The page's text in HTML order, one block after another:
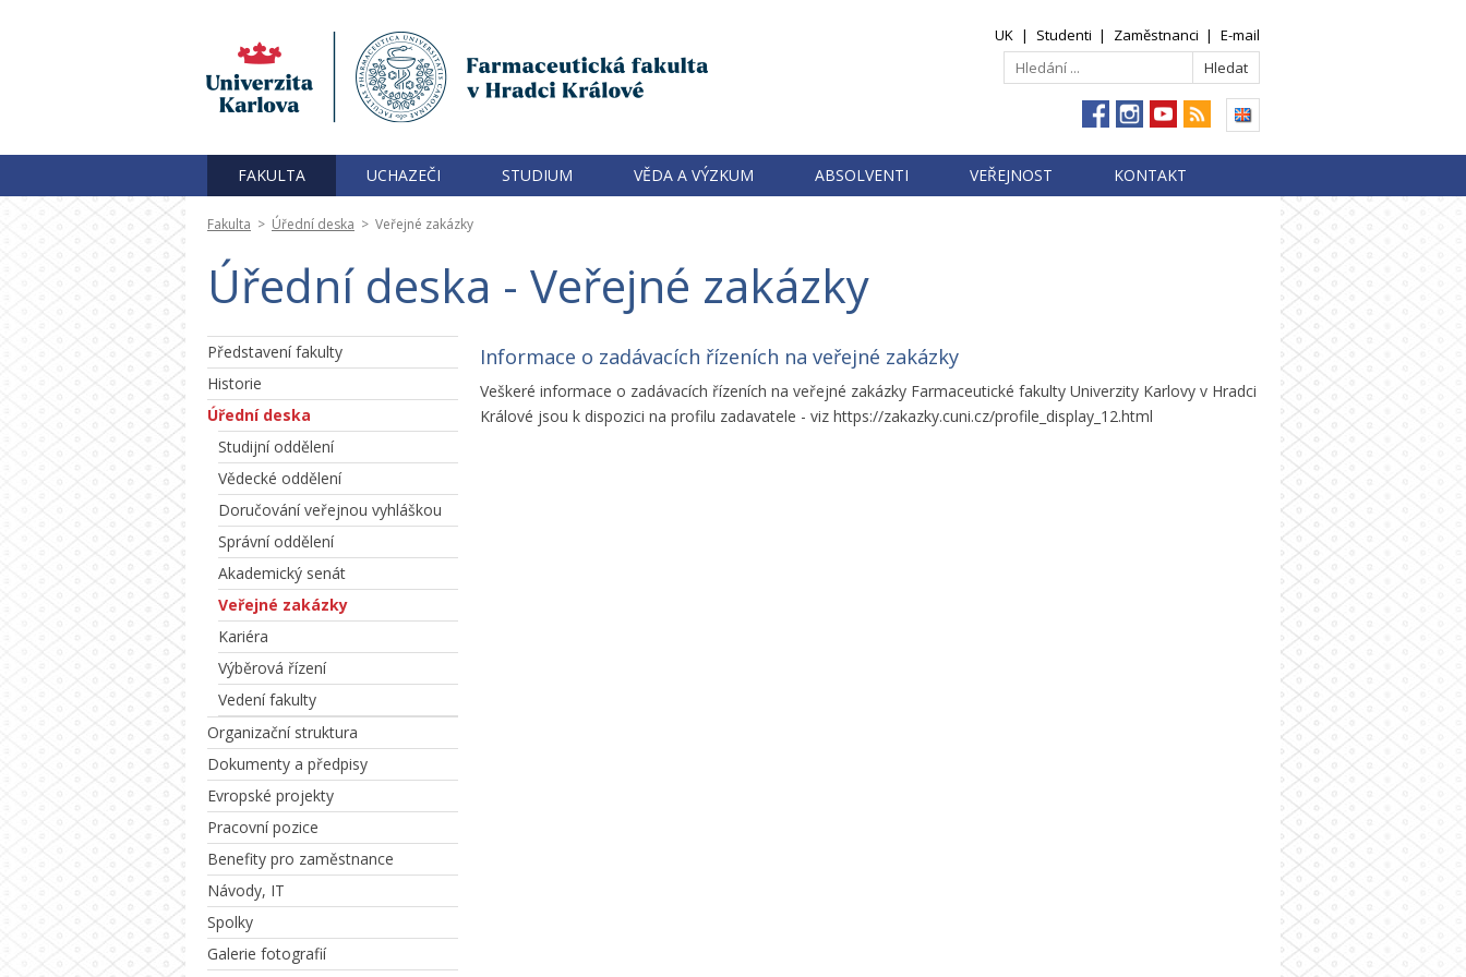
UK | Studenti | Zaměstnanci | E-mail
FAKULTA UCHAZEČI STUDIUM VĚDA A VÝZKUM ABSOLVENTI VEŘEJNOST KONTAKT
Fakulta > Úřední deska > Veřejné zakázky
Úřední deska - Veřejné zakázky
Představení fakulty
Historie
Úřední deska
Studijní oddělení
Vědecké oddělení
Doručování veřejnou vyhláškou
Správní oddělení
Akademický senát
Veřejné zakázky
Kariéra
Výběrová řízení
Vedení fakulty
Organizační struktura
Dokumenty a předpisy
Evropské projekty
Pracovní pozice
Benefity pro zaměstnance
Návody, IT
Spolky
Galerie fotografií
Informace o zadávacích řízeních na veřejné zakázky
Veškeré informace o zadávacích řízeních na veřejné zakázky Farmaceutické fakulty Univerzity Karlovy v Hradci
Králové jsou k dispozici na profilu zadavatele - viz https://zakazky.cuni.cz/profile_display_12.html